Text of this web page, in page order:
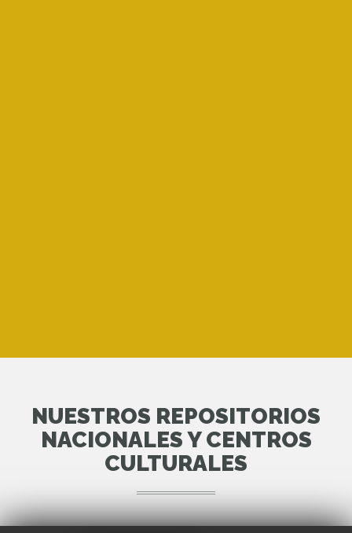
NUESTROS REPOSITORIOS
NACIONALES Y CENTROS
CULTURALES